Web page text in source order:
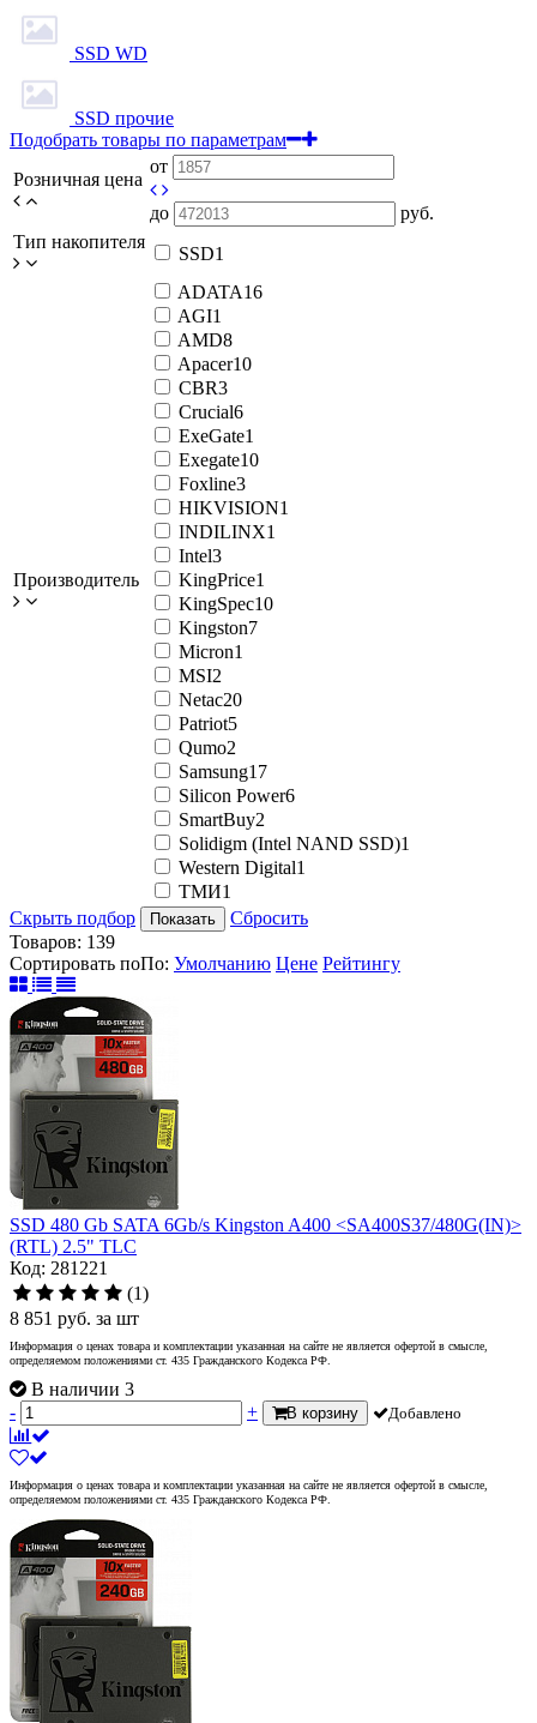
SSD WD
SSD прочие
Подобрать товары по параметрам
Розничная цена
от
до
руб.
Тип накопителя
SSD1
Производитель
ADATA16
AGI1
AMD8
Apacer10
CBR3
Crucial6
ExeGate1
Exegate10
Foxline3
HIKVISION1
INDILINX1
Intel3
KingPrice1
KingSpec10
Kingston7
Micron1
MSI2
Netac20
Patriot5
Qumo2
Samsung17
Silicon Power6
SmartBuy2
Solidigm (Intel NAND SSD)1
Western Digital1
ТМИ1
Скрыть подбор
Показать
Сбросить
Товаров: 139
Сортировать поПо: Умолчанию Цене Рейтингу
SSD 480 Gb SATA 6Gb/s Kingston A400 <SA400S37/480G(IN)>
(RTL) 2.5" TLC
Код: 281221
(1)
8 851 руб. за шт
Информация о ценах товара и комплектации указанная на сайте не является офертой в смысле,
определяемом положениями ст. 435 Гражданского Кодекса РФ.
В наличии 3
-
+ В корзину Добавлено
Информация о ценах товара и комплектации указанная на сайте не является офертой в смысле,
определяемом положениями ст. 435 Гражданского Кодекса РФ.